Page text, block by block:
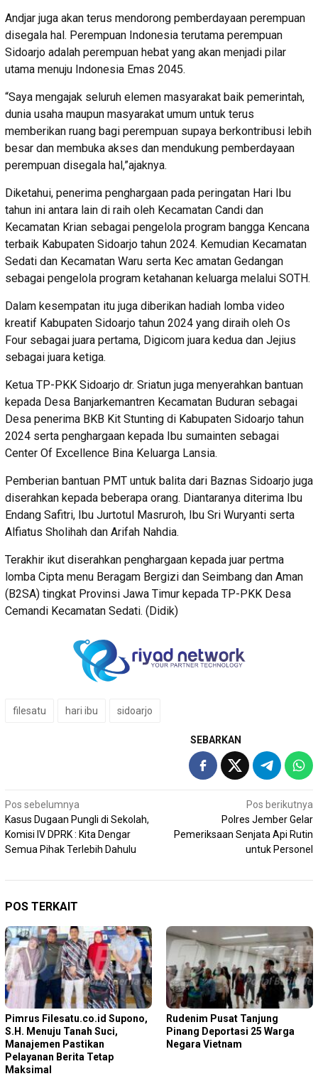
Andjar juga akan terus mendorong pemberdayaan perempuan
disegala hal. Perempuan Indonesia terutama perempuan
Sidoarjo adalah perempuan hebat yang akan menjadi pilar
utama menuju Indonesia Emas 2045.
“Saya mengajak seluruh elemen masyarakat baik pemerintah,
dunia usaha maupun masyarakat umum untuk terus
memberikan ruang bagi perempuan supaya berkontribusi lebih
besar dan membuka akses dan mendukung pemberdayaan
perempuan disegala hal,”ajaknya.
Diketahui, penerima penghargaan pada peringatan Hari Ibu
tahun ini antara lain di raih oleh Kecamatan Candi dan
Kecamatan Krian sebagai pengelola program bangga Kencana
terbaik Kabupaten Sidoarjo tahun 2024. Kemudian Kecamatan
Sedati dan Kecamatan Waru serta Kec amatan Gedangan
sebagai pengelola program ketahanan keluarga melalui SOTH.
Dalam kesempatan itu juga diberikan hadiah lomba video
kreatif Kabupaten Sidoarjo tahun 2024 yang diraih oleh Os
Four sebagai juara pertama, Digicom juara kedua dan Jejius
sebagai juara ketiga.
Ketua TP-PKK Sidoarjo dr. Sriatun juga menyerahkan bantuan
kepada Desa Banjarkemantren Kecamatan Buduran sebagai
Desa penerima BKB Kit Stunting di Kabupaten Sidoarjo tahun
2024 serta penghargaan kepada Ibu sumainten sebagai
Center Of Excellence Bina Keluarga Lansia.
Pemberian bantuan PMT untuk balita dari Baznas Sidoarjo juga
diserahkan kepada beberapa orang. Diantaranya diterima Ibu
Endang Safitri, Ibu Jurtotul Masruroh, Ibu Sri Wuryanti serta
Alfiatus Sholihah dan Arifah Nahdia.
Terakhir ikut diserahkan penghargaan kepada juar pertma
lomba Cipta menu Beragam Bergizi dan Seimbang dan Aman
(B2SA) tingkat Provinsi Jawa Timur kepada TP-PKK Desa
Cemandi Kecamatan Sedati. (Didik)
filesatu hari ibu sidoarjo
SEBARKAN
Navigasi
pos
Pos sebelumnya
Kasus Dugaan Pungli di Sekolah,
Komisi IV DPRK : Kita Dengar
Semua Pihak Terlebih Dahulu
Pos berikutnya
Polres Jember Gelar
Pemeriksaan Senjata Api Rutin
untuk Personel
POS TERKAIT
Pimrus Filesatu.co.id Supono,
S.H. Menuju Tanah Suci,
Manajemen Pastikan
Pelayanan Berita Tetap
Maksimal
Rudenim Pusat Tanjung
Pinang Deportasi 25 Warga
Negara Vietnam